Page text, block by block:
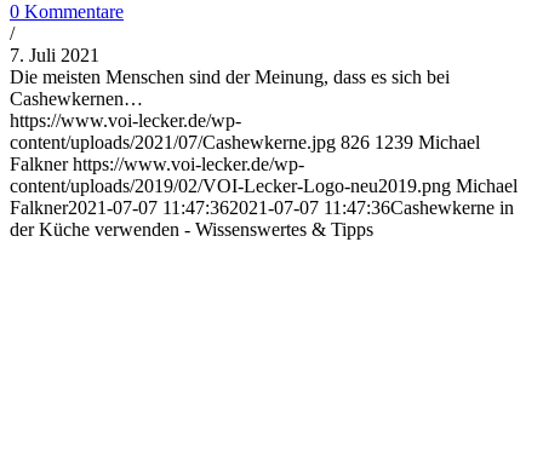
0 Kommentare
/
7. Juli 2021
Die meisten Menschen sind der Meinung, dass es sich bei
Cashewkernen…
https://www.voi-lecker.de/wp-
content/uploads/2021/07/Cashewkerne.jpg 826 1239 Michael
Falkner https://www.voi-lecker.de/wp-
content/uploads/2019/02/VOI-Lecker-Logo-neu2019.png Michael
Falkner2021-07-07 11:47:362021-07-07 11:47:36Cashewkerne in
der Küche verwenden - Wissenswertes & Tipps